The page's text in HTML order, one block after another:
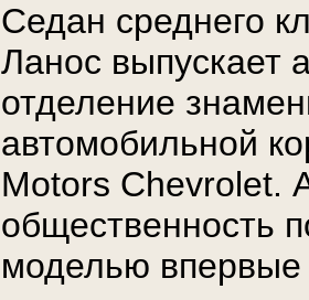
Седан среднего
Ланос выпускает
отделение
автомобильной
Motors Chevrolet.
общественность
моделью впервые